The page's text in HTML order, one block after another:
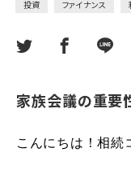
投資 ファイナンス
家族会議の重要
こんにちは！相続